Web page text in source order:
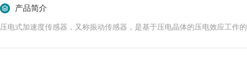
产品简介
压电式加速度传感器，又称振动传感器，是基于压电晶体的压电效应工作的